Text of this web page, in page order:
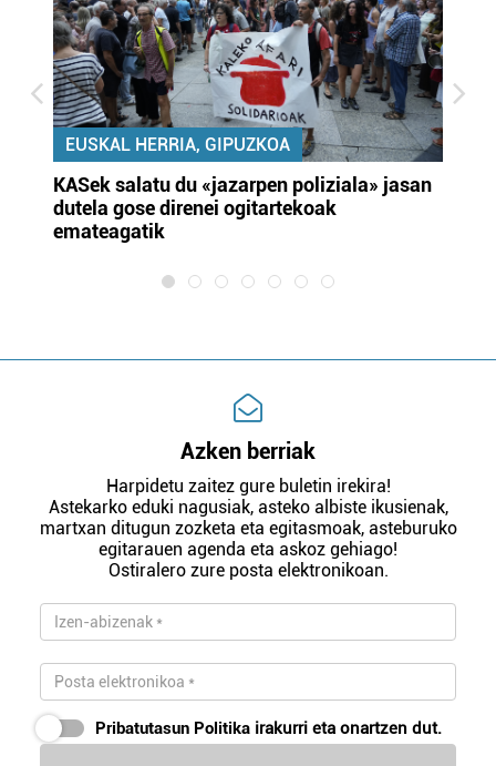
EUSKAL HERRIA, GIPUZKOA
KASek salatu du «jazarpen poliziala» jasan
dutela gose direnei ogitartekoak
emateagatik
Azken berriak
Harpidetu zaitez gure buletin irekira!
Astekarko eduki nagusiak, asteko albiste ikusienak,
martxan ditugun zozketa eta egitasmoak, asteburuko
egitarauen agenda eta askoz gehiago!
Ostiralero zure posta elektronikoan.
Pribatutasun Politika irakurri eta onartzen dut.